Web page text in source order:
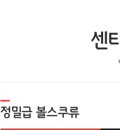
센
정밀급 볼스쿠류